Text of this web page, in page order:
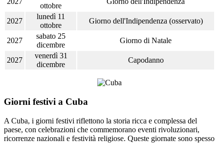
ottobre
2027
lunedì 11
ottobre
Giorno dell'Indipendenza (osservato)
2027
sabato 25
dicembre
Giorno di Natale
2027
venerdì 31
dicembre
Capodanno
Giorni festivi a Cuba
A Cuba, i giorni festivi riflettono la storia ricca e complessa del
paese, con celebrazioni che commemorano eventi rivoluzionari,
ricorrenze nazionali e festività religiose. Queste giornate sono spesso